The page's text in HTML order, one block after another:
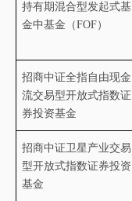
持有期混合型发起式基
金中基金（FOF）
招商中证全指自由现金
流交易型开放式指数证
券投资基金
招商中证卫星产业交易
型开放式指数证券投资
基金